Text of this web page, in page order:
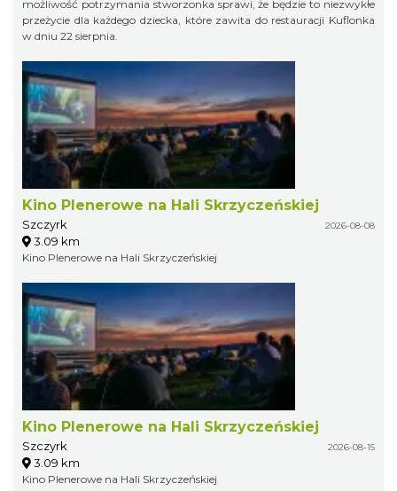
możliwość potrzymania stworzonka sprawi, że będzie to niezwykłe
przeżycie dla każdego dziecka, które zawita do restauracji Kuflonka
w dniu 22 sierpnia.
Kino Plenerowe na Hali Skrzyczeńskiej
Szczyrk 2026-08-08
3.09 km
Kino Plenerowe na Hali Skrzyczeńskiej
Kino Plenerowe na Hali Skrzyczeńskiej
Szczyrk 2026-08-15
3.09 km
Kino Plenerowe na Hali Skrzyczeńskiej